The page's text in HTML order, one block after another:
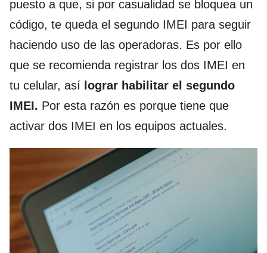
puesto a que, si por casualidad se bloquea un
código, te queda el segundo IMEI para seguir
haciendo uso de las operadoras. Es por ello
que se recomienda registrar los dos IMEI en
tu celular, así lograr habilitar el segundo
IMEI. Por esta razón es porque tiene que
activar dos IMEI en los equipos actuales.